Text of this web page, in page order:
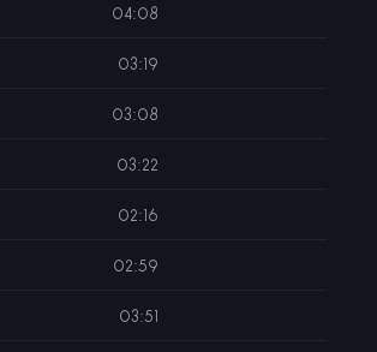
04:08
03:19
03:08
03:22
02:16
02:59
03:51